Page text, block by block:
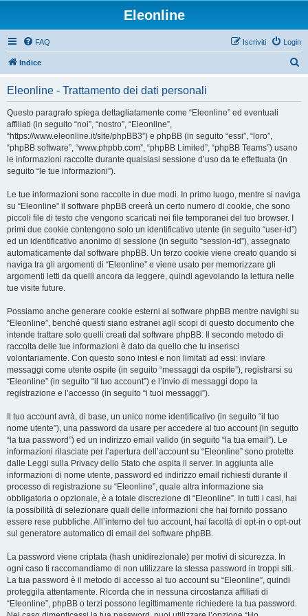
Eleonline
FAQ Login
Iscriviti
Indice
Eleonline - Trattamento dei dati personali
Questo paragrafo spiega dettagliatamente come “Eleonline” ed eventuali
affiliati (in seguito “noi”, “nostro”, “Eleonline”,
“https://www.eleonline.it/site/phpBB3”) e phpBB (in seguito “essi”, “loro”,
“phpBB software”, “www.phpbb.com”, “phpBB Limited”, “phpBB Teams”) usano
le informazioni raccolte durante qualsiasi sessione d’uso da te effettuata (in
seguito “le tue informazioni”).
Le tue informazioni sono raccolte in due modi. In primo luogo, mentre si naviga
su “Eleonline” il software phpBB creerà un certo numero di cookie, che sono
piccoli file di testo che vengono scaricati nei file temporanei del tuo browser. I
primi due cookie contengono solo un identificativo utente (in seguito “user-id”)
ed un identificativo anonimo di sessione (in seguito “session-id”), assegnato
automaticamente dal software phpBB. Un terzo cookie viene creato quando si
naviga tra gli argomenti di “Eleonline” e viene usato per memorizzare gli
argomenti letti da quelli ancora da leggere, quindi agevolando la lettura nelle
tue visite future.
Possiamo anche generare cookie esterni al software phpBB mentre navighi su
“Eleonline”, benché questi siano estranei agli scopi di questo documento che
intende trattare solo quelli creati dal software phpBB. Il secondo metodo di
raccolta delle tue informazioni è dato da quello che tu inserisci
volontariamente. Con questo sono intesi e non limitati ad essi: inviare
messaggi come utente ospite (in seguito “messaggi da ospite”), registrarsi su
“Eleonline” (in seguito “il tuo account”) e l’invio di messaggi dopo la
registrazione e l’accesso (in seguito “i tuoi messaggi”).
Il tuo account avrà, di base, un unico nome identificativo (in seguito “il tuo
nome utente”), una password da usare per accedere al tuo account (in seguito
“la tua password”) ed un indirizzo email valido (in seguito “la tua email”). Le
informazioni rilasciate per l’apertura dell’account su “Eleonline” sono protette
dalle Leggi sulla Privacy dello Stato che ospita il server. In aggiunta alle
informazioni di nome utente, password ed indirizzo email richiesti durante il
processo di registrazione su “Eleonline”, quale altra informazione sia
obbligatoria o opzionale, è a totale discrezione di “Eleonline”. In tutti i casi, hai
la possibilità di selezionare quali delle informazioni che hai fornito possano
essere rese pubbliche. All’interno del tuo account, hai facoltà di opt-in o opt-out
sul generatore automatico di email del software phpBB.
La password viene criptata (hash unidirezionale) per motivi di sicurezza. In
ogni caso ti raccomandiamo di non utilizzare la stessa password in troppi siti.
La tua password è il metodo di accesso al tuo account su “Eleonline”, quindi
proteggila attentamente. Ricorda che in nessuna circostanza affiliati di
“Eleonline”, phpBB o terzi possono legittimamente richiedere la tua password.